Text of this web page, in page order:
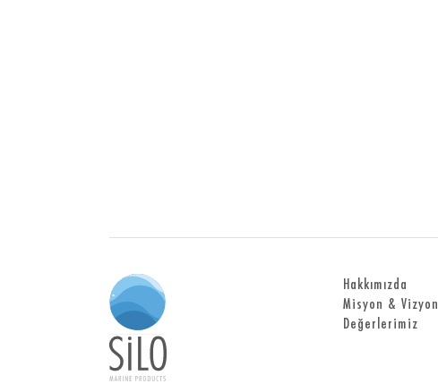
Hakkımızda
Misyon & Vizyon
Değerlerimiz